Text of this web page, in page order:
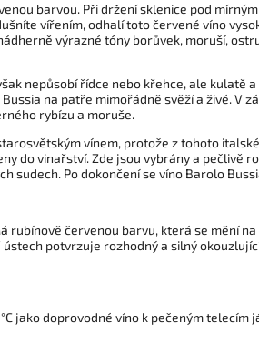
barvou. Při držení sklenice pod
vířením, odhalí toto červené víno
výrazné tóny borůvek, moruší,
nepůsobí řídce nebo křehce, ale kulatě
na patře mimořádně svěží a živé. V
rybízu a moruše.
vínem, protože z tohoto
do vinařství. Zde jsou vybrány a pečlivě
sudech. Po dokončení se víno Barolo
červenou barvu, která se mění
potvrzuje rozhodný a silný
jako doprovodné víno k pečeným telecím